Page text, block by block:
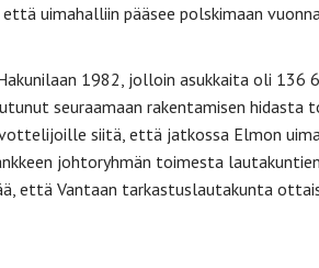
uimahalliin pääsee polskimaan
1982, jolloin asukkaita oli 136
seuraamaan rakentamisen
siitä, että jatkossa Elmon
johtoryhmän toimesta
että Vantaan tarkastuslautakunta